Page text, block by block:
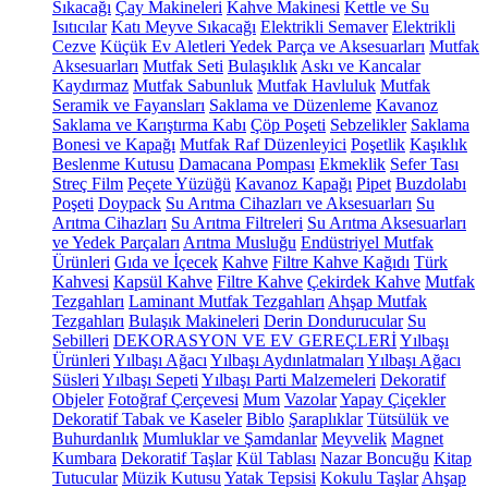
Sıkacağı Çay Makineleri Kahve Makinesi Kettle ve Su
Isıtıcılar Katı Meyve Sıkacağı Elektrikli Semaver Elektrikli
Cezve Küçük Ev Aletleri Yedek Parça ve Aksesuarları Mutfak
Aksesuarları Mutfak Seti Bulaşıklık Askı ve Kancalar
Kaydırmaz Mutfak Sabunluk Mutfak Havluluk Mutfak
Seramik ve Fayansları Saklama ve Düzenleme Kavanoz
Saklama ve Karıştırma Kabı Çöp Poşeti Sebzelikler Saklama
Bonesi ve Kapağı Mutfak Raf Düzenleyici Poşetlik Kaşıklık
Beslenme Kutusu Damacana Pompası Ekmeklik Sefer Tası
Streç Film Peçete Yüzüğü Kavanoz Kapağı Pipet Buzdolabı
Poşeti Doypack Su Arıtma Cihazları ve Aksesuarları Su
Arıtma Cihazları Su Arıtma Filtreleri Su Arıtma Aksesuarları
ve Yedek Parçaları Arıtma Musluğu Endüstriyel Mutfak
Ürünleri Gıda ve İçecek Kahve Filtre Kahve Kağıdı Türk
Kahvesi Kapsül Kahve Filtre Kahve Çekirdek Kahve Mutfak
Tezgahları Laminant Mutfak Tezgahları Ahşap Mutfak
Tezgahları Bulaşık Makineleri Derin Dondurucular Su
Sebilleri DEKORASYON VE EV GEREÇLERİYılbaşı
Ürünleri Yılbaşı Ağacı Yılbaşı Aydınlatmaları Yılbaşı Ağacı
Süsleri Yılbaşı Sepeti Yılbaşı Parti Malzemeleri Dekoratif
Objeler Fotoğraf Çerçevesi Mum VazolarYapay Çiçekler
Dekoratif Tabak ve Kaseler Biblo Şaraplıklar Tütsülük ve
Buhurdanlık Mumluklar ve Şamdanlar Meyvelik Magnet
Kumbara Dekoratif Taşlar Kül Tablası Nazar Boncuğu Kitap
Tutucular Müzik Kutusu Yatak Tepsisi Kokulu Taşlar Ahşap